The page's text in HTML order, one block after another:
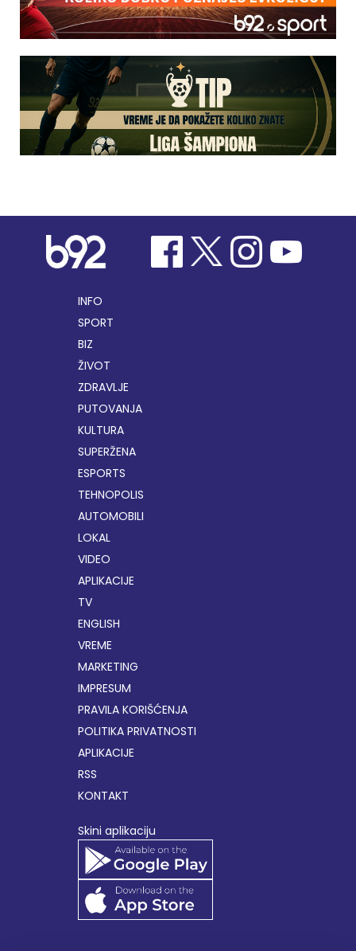
INFO
SPORT
BIZ
ŽIVOT
ZDRAVLJE
PUTOVANJA
KULTURA
SUPERŽENA
ESPORTS
TEHNOPOLIS
AUTOMOBILI
LOKAL
VIDEO
APLIKACIJE
TV
ENGLISH
VREME
MARKETING
IMPRESUM
PRAVILA KORIŠĆENJA
POLITIKA PRIVATNOSTI
APLIKACIJE
RSS
KONTAKT
Skini aplikaciju